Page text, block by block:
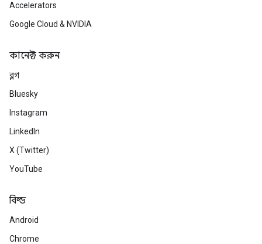
Accelerators
Google Cloud & NVIDIA
কানেক্ট করুন
ব্লগ
Bluesky
Instagram
LinkedIn
X (Twitter)
YouTube
বিল্ড
Android
Chrome